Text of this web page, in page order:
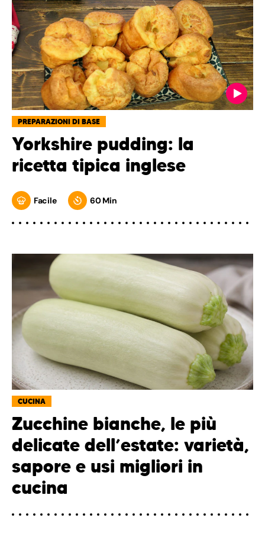
PREPARAZIONI DI BASE
Yorkshire pudding: la
ricetta tipica inglese
Facile 60 Min
CUCINA
Zucchine bianche, le più
delicate dell’estate: varietà,
sapore e usi migliori in
cucina